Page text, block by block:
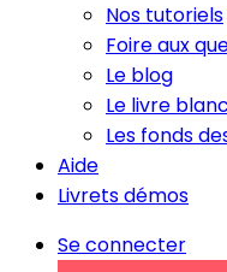
Nos tutoriels
Foire aux
Le blog
Le livre
Les fonds
Aide
Livrets démos
Se connecter